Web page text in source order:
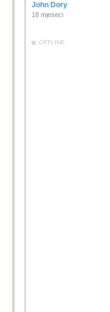
John Dory
18 mjeseci
OFFLINE